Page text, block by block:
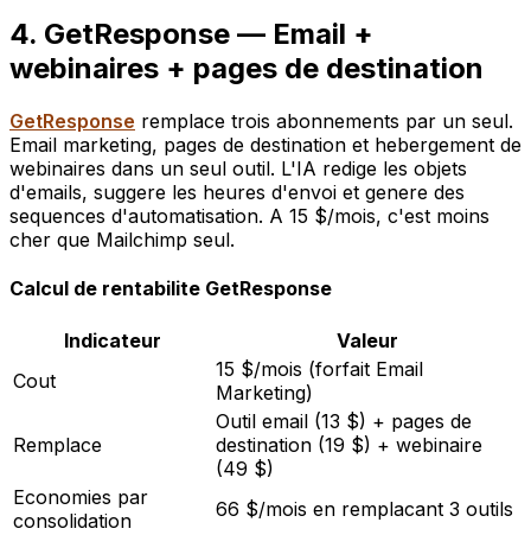
4. GetResponse — Email +
webinaires + pages de destination
GetResponse remplace trois abonnements par un seul.
Email marketing, pages de destination et hebergement de
webinaires dans un seul outil. L'IA redige les objets
d'emails, suggere les heures d'envoi et genere des
sequences d'automatisation. A 15 $/mois, c'est moins
cher que Mailchimp seul.
Calcul de rentabilite GetResponse
Indicateur
Valeur
Cout
15 $/mois (forfait Email
Marketing)
Remplace
Outil email (13 $) + pages de
destination (19 $) + webinaire
(49 $)
Economies par
consolidation
66 $/mois en remplacant 3 outils